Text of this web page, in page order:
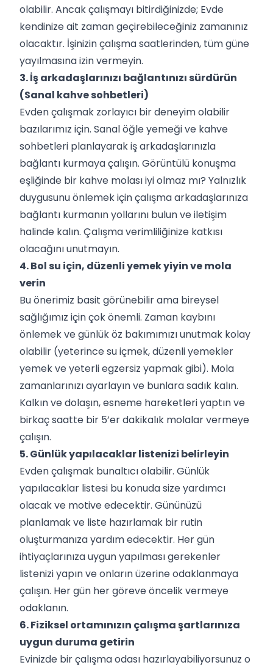
olabilir. Ancak çalışmayı bitirdiğinizde; Evde
kendinize ait zaman geçirebileceğiniz zamanınız
olacaktır. İşinizin çalışma saatlerinden, tüm güne
yayılmasına izin vermeyin.
3. İş arkadaşlarınızı bağlantınızı sürdürün
(Sanal kahve sohbetleri)
Evden çalışmak zorlayıcı bir deneyim olabilir
bazılarımız için. Sanal öğle yemeği ve kahve
sohbetleri planlayarak iş arkadaşlarınızla
bağlantı kurmaya çalışın. Görüntülü konuşma
eşliğinde bir kahve molası iyi olmaz mı? Yalnızlık
duygusunu önlemek için çalışma arkadaşlarınıza
bağlantı kurmanın yollarını bulun ve iletişim
halinde kalın. Çalışma verimliliğinize katkısı
olacağını unutmayın.
4. Bol su için, düzenli yemek yiyin ve mola
verin
Bu önerimiz basit görünebilir ama bireysel
sağlığımız için çok önemli. Zaman kaybını
önlemek ve günlük öz bakımımızı unutmak kolay
olabilir (yeterince su içmek, düzenli yemekler
yemek ve yeterli egzersiz yapmak gibi). Mola
zamanlarınızı ayarlayın ve bunlara sadık kalın.
Kalkın ve dolaşın, esneme hareketleri yaptın ve
birkaç saatte bir 5’er dakikalık molalar vermeye
çalışın.
5. Günlük yapılacaklar listenizi belirleyin
Evden çalışmak bunaltıcı olabilir. Günlük
yapılacaklar listesi bu konuda size yardımcı
olacak ve motive edecektir. Gününüzü
planlamak ve liste hazırlamak bir rutin
oluşturmanıza yardım edecektir. Her gün
ihtiyaçlarınıza uygun yapılması gerekenler
listenizi yapın ve onların üzerine odaklanmaya
çalışın. Her gün her göreve öncelik vermeye
odaklanın.
6. Fiziksel ortamınızın çalışma şartlarınıza
uygun duruma getirin
Evinizde bir çalışma odası hazırlayabiliyorsunuz o